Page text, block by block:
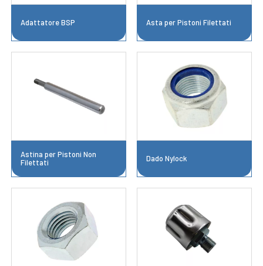
Adattatore BSP Asta per Pistoni Filettati
Astina per Pistoni Non
Filettati
Dado Nylock